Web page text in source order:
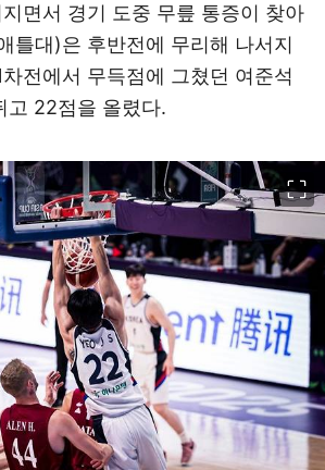
면서 경기 도중 무릎 통증이 찾아
틀대)은 후반전에 무리해 나서지
전에서 무득점에 그쳤던 여준석
고 22점을 올렸다.